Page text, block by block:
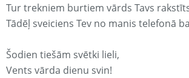
Tur trekniem burtiem vārds Tavs
Tādēļ sveiciens Tev no manis telefonā
Šodien tiešām svētki lieli,
Vents vārda dienu svin!